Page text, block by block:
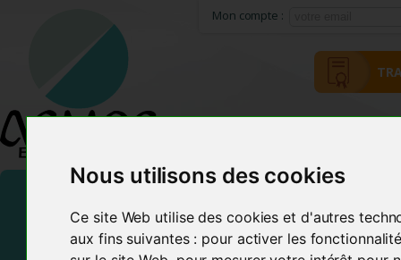
Nous utilisons des cookies
Ce site Web utilise des cookies et d'autres
aux fins suivantes : pour activer les
Mon compte :